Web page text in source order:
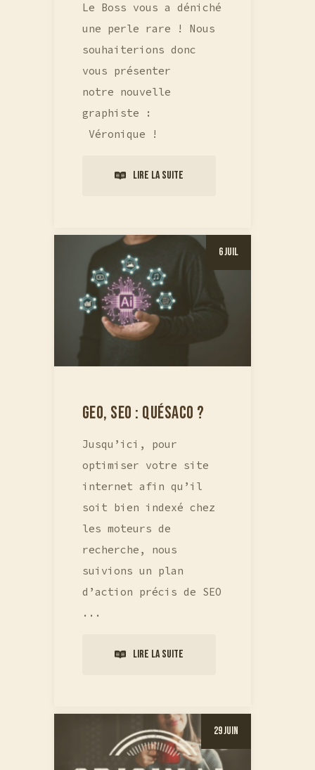
Le Boss vous a déniché
une perle rare ! Nous
souhaiterions donc
vous présenter
notre nouvelle
graphiste :
Véronique !
Lire la suite
6 Juil
GEO, SEO : QUÉSACO ?
Jusqu’ici, pour
optimiser votre site
internet afin qu’il
soit bien indexé chez
les moteurs de
recherche, nous
suivions un plan
d’action précis de SEO
...
Lire la suite
29 Juin